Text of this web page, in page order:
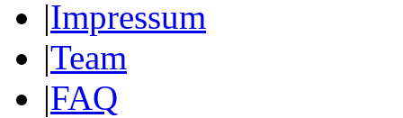
|Impressum
|Team
|FAQ